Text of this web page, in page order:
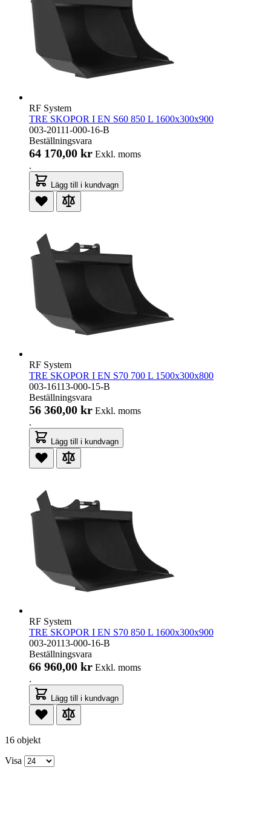
RF System
TRE SKOPOR I EN S60 850 L 1600x300x900
003-20111-000-16-B
Beställningsvara
64 170,00 kr Exkl. moms
.
Lägg till i kundvagn
RF System
TRE SKOPOR I EN S70 700 L 1500x300x800
003-16113-000-15-B
Beställningsvara
56 360,00 kr Exkl. moms
.
Lägg till i kundvagn
RF System
TRE SKOPOR I EN S70 850 L 1600x300x900
003-20113-000-16-B
Beställningsvara
66 960,00 kr Exkl. moms
.
Lägg till i kundvagn
16 objekt
Visa